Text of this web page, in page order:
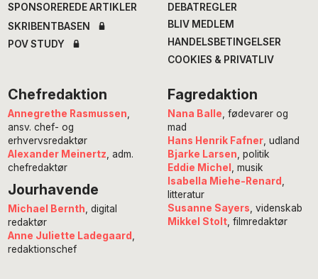
SPONSOREREDE ARTIKLER
SKRIBENTBASEN
POV STUDY
DEBATREGLER
BLIV MEDLEM
HANDELSBETINGELSER
COOKIES & PRIVATLIV
Chefredaktion
Annegrethe Rasmussen
ansv. chef- og
erhvervsredaktør
Alexander Meinertz , adm.
chefredaktør
Jourhavende
Michael Bernth , digital
redaktør
Anne Juliette Ladegaard
redaktionschef
Fagredaktion
Nana Balle , fødevarer og
mad
Hans Henrik Fafner, udland
Bjarke Larsen , politik
Eddie Michel
, musik
Isabella Miehe-Renard
litteratur
Susanne Sayers , videnskab
Mikkel Stolt, filmredaktør